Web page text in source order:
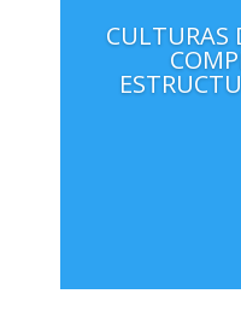
CULTURAS